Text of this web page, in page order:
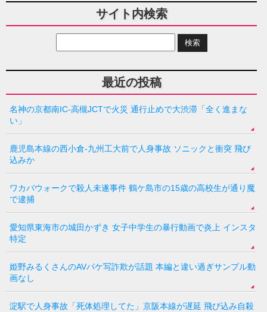
サイト内検索
最近の投稿
名神の京都南IC-高槻JCTで火災 通行止めで大渋滞「全く進まな
い」
鹿児島本線の西小倉-九州工大前で人身事故 ソニックと衝突 飛び
込みか
ワカバウォークで殺人未遂事件 鶴ケ島市の15歳の高校生が通り魔
で逮捕
愛知県東海市の城田かずき 女子中学生の暴行動画で炎上 インスタ
特定
姫野みるくさんのAVパケ写詐欺が話題 本編と違い過ぎサンプル動
画なし
淀駅で人身事故「死体処理してた」京阪本線が遅延 飛び込み自殺